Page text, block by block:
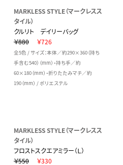
MARKLESS STYLE（マークレスス
タイル）
クルリト デイリーバッグ
￥880
￥726
全5色 / サイズ：本体／約290×360（持ち
手含む540）（mm）・持ち手／約
60×180（mm）・折りたたみマチ／約
190（mm） / ポリエステル
MARKLESS STYLE（マークレスス
タイル）
フロストスクエアミラー（Ｌ）
￥550
￥330